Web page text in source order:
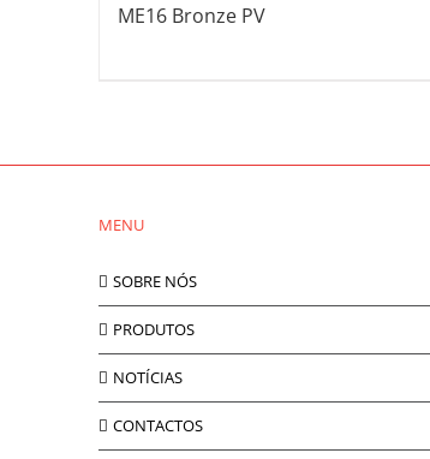
ME16 Bronze PV
MENU
SOBRE NÓS
PRODUTOS
NOTÍCIAS
CONTACTOS